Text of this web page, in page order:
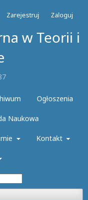
w Teorii i
Ogłoszenia
Naukowa
Kontakt
Zarejestruj Zaloguj